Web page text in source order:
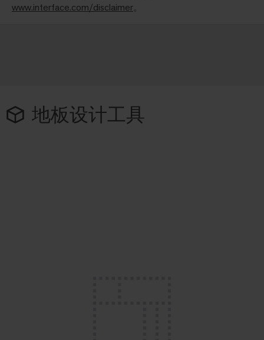
www.interface.com/disclaimer。
地板设计工具